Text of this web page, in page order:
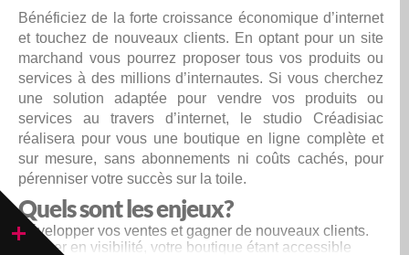
Bénéficiez de la forte croissance économique d’internet
et touchez de nouveaux clients. En optant pour un site
marchand vous pourrez proposer tous vos produits ou
services à des millions d’internautes. Si vous cherchez
une solution adaptée pour vendre vos produits ou
services au travers d’internet, le studio Créadisiac
réalisera pour vous une boutique en ligne complète et
sur mesure, sans abonnements ni coûts cachés, pour
pérenniser votre succès sur la toile.
Quels sont les enjeux?
Développer vos ventes et gagner de nouveaux clients.
Gagner en visibilité, votre boutique étant accessible